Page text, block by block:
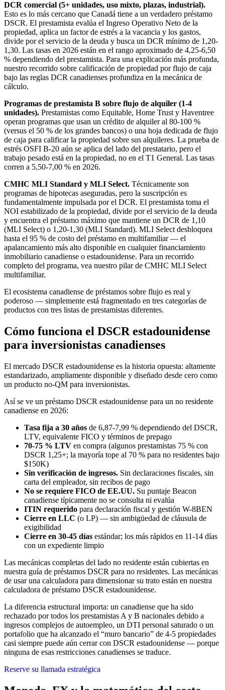
DCR comercial (5+ unidades, uso mixto, plazas, industrial).
Esto es lo más cercano que Canadá tiene a un verdadero préstamo
DSCR. El prestamista evalúa el Ingreso Operativo Neto de la
propiedad, aplica un factor de estrés a la vacancia y los gastos,
divide por el servicio de la deuda y busca un DCR mínimo de 1,20-
1,30. Las tasas en 2026 están en el rango aproximado de 4,25-6,50
% dependiendo del prestamista. Para una explicación más profunda,
nuestro recorrido sobre calificación de propiedad por flujo de caja
bajo las reglas DCR canadienses profundiza en la mecánica de
cálculo.
Programas de prestamista B sobre flujo de alquiler (1-4
unidades). Prestamistas como Equitable, Home Trust y Haventree
operan programas que usan un crédito de alquiler al 80-100 %
(versus el 50 % de los grandes bancos) o una hoja dedicada de flujo
de caja para calificar la propiedad sobre sus alquileres. La prueba de
estrés OSFI B-20 aún se aplica del lado del prestatario, pero el
trabajo pesado está en la propiedad, no en el T1 General. Las tasas
corren a 5,50-7,00 % en 2026.
CMHC MLI Standard y MLI Select. Técnicamente son
programas de hipotecas aseguradas, pero la suscripción es
fundamentalmente impulsada por el DCR. El prestamista toma el
NOI estabilizado de la propiedad, divide por el servicio de la deuda
y encuentra el préstamo máximo que mantiene un DCR de 1,10
(MLI Select) o 1,20-1,30 (MLI Standard). MLI Select desbloquea
hasta el 95 % de costo del préstamo en multifamiliar — el
apalancamiento más alto disponible en cualquier financiamiento
inmobiliario canadiense o estadounidense. Para un recorrido
completo del programa, vea nuestro pilar de CMHC MLI Select
multifamiliar.
El ecosistema canadiense de préstamos sobre flujo es real y
poderoso — simplemente está fragmentado en tres categorías de
productos con tres listas de prestamistas diferentes.
Cómo funciona el DSCR estadounidense
para inversionistas canadienses
El mercado DSCR estadounidense es la historia opuesta: altamente
estandarizado, ampliamente disponible y diseñado desde cero como
un producto no-QM para inversionistas.
Así se ve un préstamo DSCR estadounidense para un no residente
canadiense en 2026:
Tasa fija a 30 años de 6,87-7,99 % dependiendo del DSCR,
LTV, equivalente FICO y términos de prepago
70-75 % LTV en compra (algunos prestamistas 75 % con
DSCR 1,25+; la mayoría tope al 70 % para no residentes bajo
$150K)
Sin verificación de ingresos. Sin declaraciones fiscales, sin
carta del empleador, sin recibos de pago
No se requiere FICO de EE.UU. Su puntaje Beacon
canadiense típicamente no se consulta ni evalúa
ITIN requerido para declaración fiscal y gestión W-8BEN
Cierre en LLC (o LP) — sin ambigüedad de cláusula de
exigibilidad
Cierre en 30-45 días estándar; los más rápidos en 11-14 días
con un expediente limpio
Las mecánicas completas del lado no residente están cubiertas en
nuestra guía de préstamos DSCR para no residentes. Las mecánicas
de usar una calculadora para dimensionar su trato están en nuestra
calculadora de préstamo DSCR estadounidense.
La diferencia estructural importa: un canadiense que ha sido
rechazado por todos los prestamistas A y B nacionales debido a
ingresos complejos de autoempleo, un DTI personal saturado o un
portafolio que ha alcanzado el “muro bancario” de 4-5 propiedades
casi siempre puede aún cerrar con DSCR estadounidense — porque
ninguna de esas restricciones canadienses se traduce.
Reserve su llamada estratégica